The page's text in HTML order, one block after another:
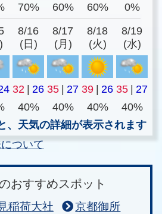
70% 60% 60% 0%
8/16
(日)
8/17
(月)
8/18
(火)
8/19
(水)
32 | 26 35 | 27 39 | 26 35 | 27
40% 40% 40%
40%
、天気の詳細が表示されます
ついて
おすすめスポット
稲荷大社
京都御所